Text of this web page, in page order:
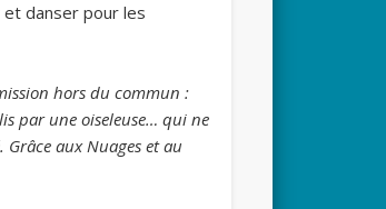
danser pour les
hors du commun :
par une oiseleuse… qui ne
aux Nuages et au